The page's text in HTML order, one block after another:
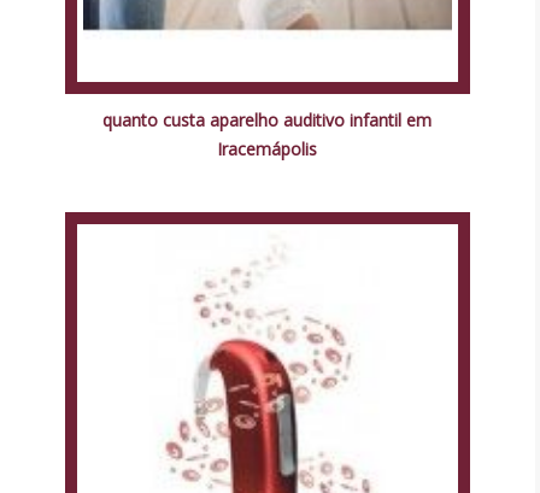
quanto custa aparelho auditivo infantil em
Iracemápolis